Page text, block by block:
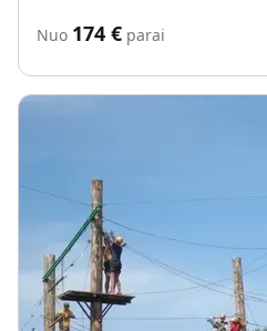
Nuo 174 € parai